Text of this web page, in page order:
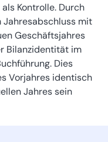
Kontrolle. Durch
Jahresabschluss mit
Geschäftsjahres
Bilanzidentität im
Dies
Vorjahres identisch
Jahres sein